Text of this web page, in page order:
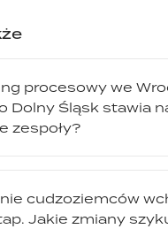
procesowy we
Dolny Śląsk stawia
zespoły?
cudzoziemców
Jakie zmiany